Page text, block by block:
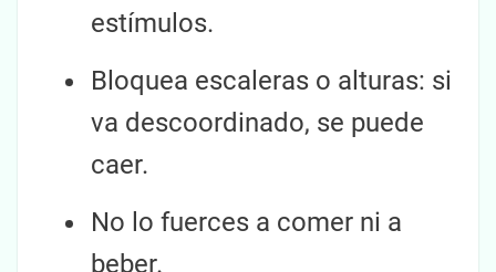
estímulos.
Bloquea escaleras o alturas: si
va descoordinado, se puede
caer.
No lo fuerces a comer ni a
beber.